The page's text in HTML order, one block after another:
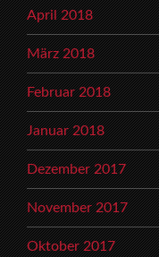
April 2018
März 2018
Februar 2018
Januar 2018
Dezember 2017
November 2017
Oktober 2017